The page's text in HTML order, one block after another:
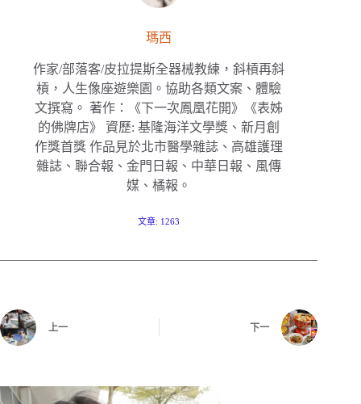
瑪西
作家/部落客/皮拉提斯全器械教練，斜槓再斜
槓，人生像座遊樂園。協助各類文案、體驗
文撰寫。 著作：《下一次鳳凰花開》《表姊
的佛牌店》 資歷: 基隆海洋文學獎、新月創
作獎首獎 作品見於北市醫學雜誌、高雄護理
雜誌、聯合報、金門日報、中華日報、風傳
媒、橘報。
文章: 1263
上一 下一